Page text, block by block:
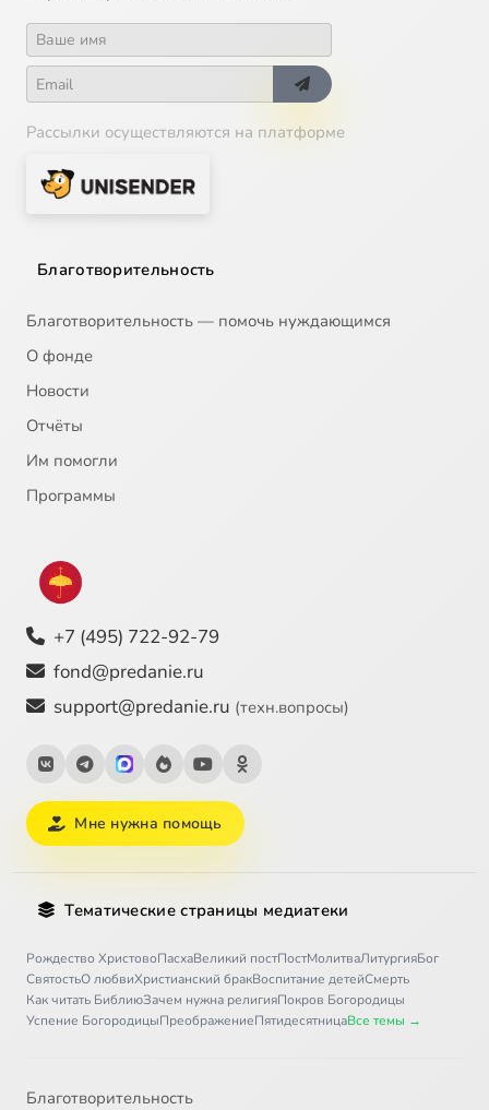
Рассылки осуществляются на платформе
Благотворительность
Благотворительность — помочь нуждающимся
О фонде
Новости
Отчёты
Им помогли
Программы
+7 (495) 722-92-79
fond@predanie.ru
support@predanie.ru (техн.вопросы)
Мне нужна помощь
Тематические страницы медиатеки
Рождество ХристовоПасхаВеликий постПостМолитваЛитургияБог
СвятостьО любвиХристианский бракВоспитание детейСмерть
Как читать БиблиюЗачем нужна религияПокров Богородицы
Успение БогородицыПреображениеПятидесятницаВсе темы →
Благотворительность